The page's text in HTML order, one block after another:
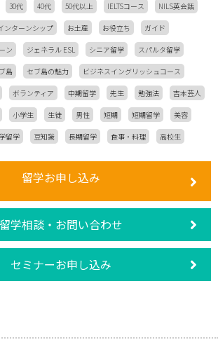
30代 40代 50代以上 IELTSコース NILS英会話
ンターンシップ お土産 お役立ち ガイド
ン ジェネラル ESL シニア留学 スパルタ留学
島 セブ島の魅力 ビジネスイングリッシュコース
ボランティア 中期留学 先生 勉強法 吉本芸人
小学生 生徒 男性 短期 短期留学 美容
留学 豆知識 長期留学 食事・料理 高校生
留学お申し込み
留学相談・お問い合わせ
セミナーお申し込み